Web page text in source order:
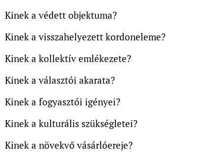
Kinek a védett objektuma?
Kinek a visszahelyezett kordoneleme?
Kinek a kollektív emlékezete?
Kinek a választói akarata?
Kinek a fogyasztói igényei?
Kinek a kulturális szükségletei?
Kinek a növekvő vásárlóereje?